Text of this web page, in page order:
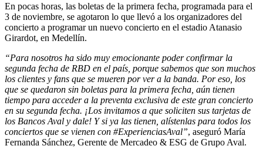
En pocas horas, las boletas de la primera fecha, programada para el
3 de noviembre, se agotaron lo que llevó a los organizadores del
concierto a programar un nuevo concierto en el estadio Atanasio
Girardot, en Medellín.
“Para nosotros ha sido muy emocionante poder confirmar la
segunda fecha de RBD en el país, porque sabemos que son muchos
los clientes y fans que se mueren por ver a la banda. Por eso, los
que se quedaron sin boletas para la primera fecha, aún tienen
tiempo para acceder a la preventa exclusiva de este gran concierto
en su segunda fecha. ¡Los invitamos a que soliciten sus tarjetas de
los Bancos Aval y dale! Y si ya las tienen, alístenlas para todos los
conciertos que se vienen con #ExperienciasAval”, aseguró María
Fernanda Sánchez, Gerente de Mercadeo & ESG de Grupo Aval.